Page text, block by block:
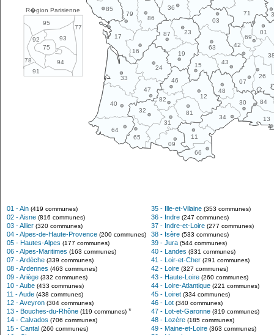
R�gion Parisienne
77
78
91
95
93
75
94
92
11
12
13
15
16
17
19
23
24
26
30
31
32
33
34
36
40
42
43
46
47
48
63
64
65
66
69
01
03
07
09
71
79
81
82 84
85
86
87
01 - Ain (419 communes)
02 - Aisne (816 communes)
03 - Allier (320 communes)
04 - Alpes-de-Haute-Provence (200 communes)
05 - Hautes-Alpes (177 communes)
06 - Alpes-Maritimes (163 communes)
07 - Ardèche (339 communes)
08 - Ardennes (463 communes)
09 - Ariège (332 communes)
10 - Aube (433 communes)
11 - Aude (438 communes)
12 - Aveyron (304 communes)
13 - Bouches-du-Rhône (119 communes) *
14 - Calvados (706 communes)
15 - Cantal (260 communes)
35 - Ille-et-Vilaine (353 communes)
36 - Indre (247 communes)
37 - Indre-et-Loire (277 communes)
38 - Isère (533 communes)
39 - Jura (544 communes)
40 - Landes (331 communes)
41 - Loir-et-Cher (291 communes)
42 - Loire (327 communes)
43 - Haute-Loire (260 communes)
44 - Loire-Atlantique (221 communes)
45 - Loiret (334 communes)
46 - Lot (340 communes)
47 - Lot-et-Garonne (319 communes)
48 - Lozère (185 communes)
49 - Maine-et-Loire (363 communes)